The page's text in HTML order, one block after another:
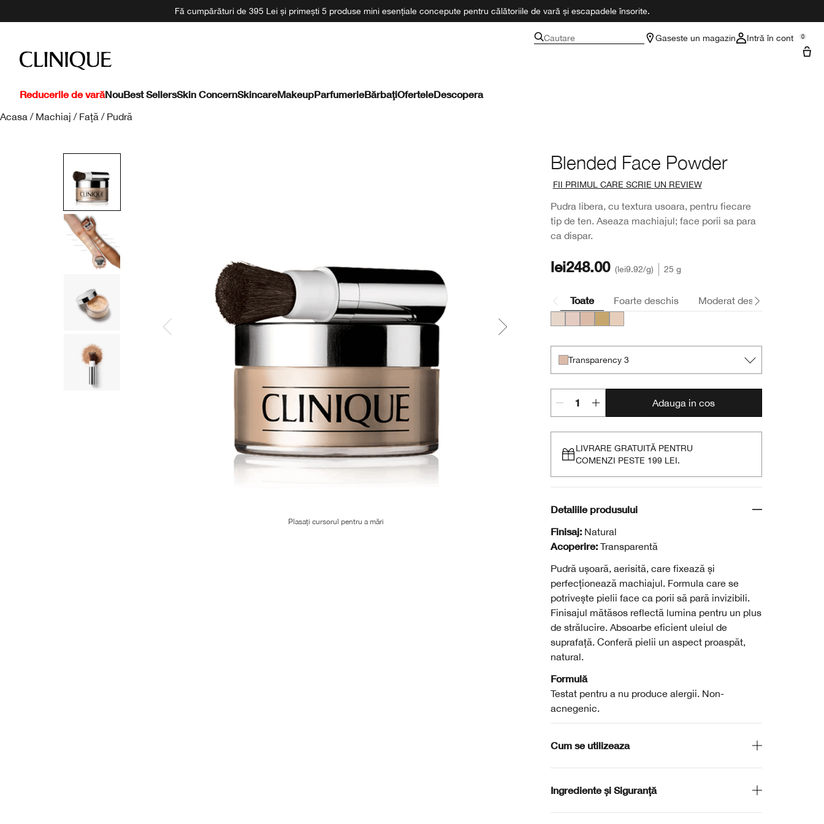
Fă cumpărături de 395 Lei și primești 5 produse mini esențiale concepute pentru călătoriile de vară și escapadele însorite.
Cautare Gaseste un magazin Intră în cont 0
Reducerile de varăNouBest SellersSkin ConcernSkincareMakeupParfumerieBărbațiOferteleDescopera
Acasa / Machiaj / Față / Pudră
Blended Face Powder
FII PRIMUL CARE SCRIE UN REVIEW
Pudra libera, cu textura usoara, pentru fiecare
tip de ten. Aseaza machiajul; face porii sa para
ca dispar.
Plasați cursorul pentru a mări
lei248.00 lei9.92/g 25 g
Toate Foarte deschis Moderat deschis
Transparency 3
Adauga in cos
LIVRARE GRATUITĂ PENTRU
COMENZI PESTE 199 LEI.
Detaliile produsului
Finisaj: Natural
Acoperire: Transparentă
Pudră ușoară, aerisită, care fixează și
perfecționează machiajul. Formula care se
potrivește pielii face ca porii să pară invizibili.
Finisajul mătăsos reflectă lumina pentru un plus
de strălucire. Absoarbe eficient uleiul de
suprafață. Conferă pielii un aspect proaspăt,
natural.
Formulă
Testat pentru a nu produce alergii. Non-
acnegenic.
Cum se utilizeaza
Ingrediente și Siguranță